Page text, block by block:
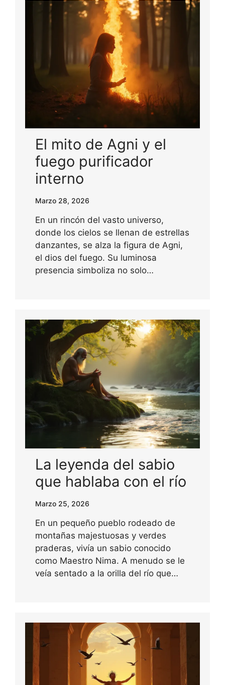
El mito de Agni y el
fuego purificador
interno
Marzo 28, 2026
En un rincón del vasto universo,
donde los cielos se llenan de estrellas
danzantes, se alza la figura de Agni,
el dios del fuego. Su luminosa
presencia simboliza no solo…
La leyenda del sabio
que hablaba con el río
Marzo 25, 2026
En un pequeño pueblo rodeado de
montañas majestuosas y verdes
praderas, vivía un sabio conocido
como Maestro Nima. A menudo se le
veía sentado a la orilla del río que…